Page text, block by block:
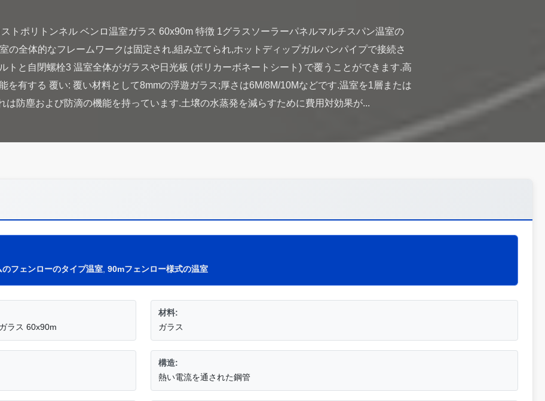
トポリトンネル ベンロ温室ガラス 60x90m 特徴 1グラスソーラーパネルマルチスパン温室の
の全体的なフレームワークは固定され,組み立てられ,ホットディップガルバンパイプで接続さ
トと自閉螺栓3 温室全体がガラスや日光板 (ポリカーボネートシート) で覆うことができます.高
を有する 覆い: 覆い材料として8mmの浮遊ガラス;厚さは6M/8M/10Mなどです.温室を1層または
フェンローのタイプ温室 90mフェンロー様式の温室
ラス 60x90m
材料:
ガラス
構造:
熱い電流を通された鋼管